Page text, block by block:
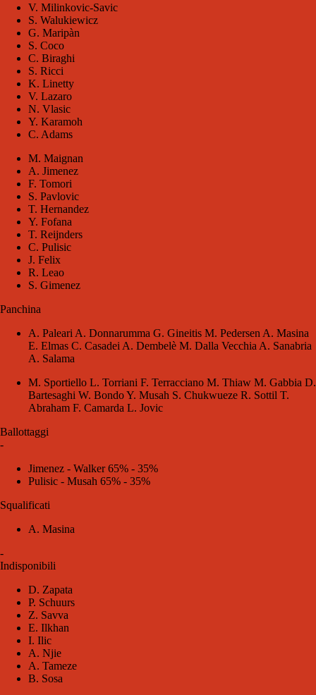
V. Milinkovic-Savic
S. Walukiewicz
G. Maripàn
S. Coco
C. Biraghi
S. Ricci
K. Linetty
V. Lazaro
N. Vlasic
Y. Karamoh
C. Adams
M. Maignan
A. Jimenez
F. Tomori
S. Pavlovic
T. Hernandez
Y. Fofana
T. Reijnders
C. Pulisic
J. Felix
R. Leao
S. Gimenez
Panchina
A. Paleari A. Donnarumma G. Gineitis M. Pedersen A. Masina
E. Elmas C. Casadei A. Dembelè M. Dalla Vecchia A. Sanabria
A. Salama
M. Sportiello L. Torriani F. Terracciano M. Thiaw M. Gabbia D.
Bartesaghi W. Bondo Y. Musah S. Chukwueze R. Sottil T.
Abraham F. Camarda L. Jovic
Ballottaggi
-
Jimenez - Walker 65% - 35%
Pulisic - Musah 65% - 35%
Squalificati
A. Masina
-
Indisponibili
D. Zapata
P. Schuurs
Z. Savva
E. Ilkhan
I. Ilic
A. Njie
A. Tameze
B. Sosa